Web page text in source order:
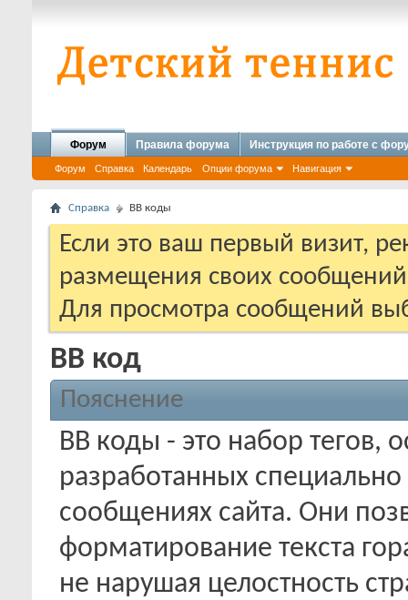
Форум
Форум Справка Календарь Опции форума Навигация
Правила форума Инструкция по работе с
Справка BB коды
Если это ваш первый визит,
размещения своих
Для просмотра сообщений
BB код
Пояснение
BB коды - это набор тегов,
разработанных
сообщениях сайта. Они
форматирование текста
не нарушая целостность